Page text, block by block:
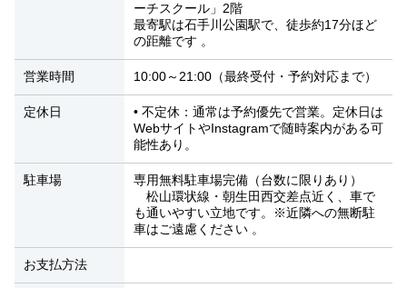
ーチスクール」2階
最寄駅は石手川公園駅で、徒歩約17分ほど
の距離です 。
営業時間 10:00～21:00（最終受付・予約対応まで）
定休日
• 不定休：通常は予約優先で営業。定休日は
WebサイトやInstagramで随時案内がある可
能性あり。
駐車場
専用無料駐車場完備（台数に限りあり）
松山環状線・朝生田西交差点近く、車で
も通いやすい立地です。※近隣への無断駐
車はご遠慮ください 。
お支払方法